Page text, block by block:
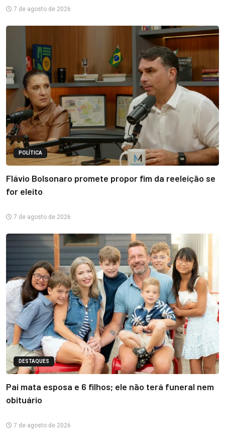
7 de agosto de 2026
POLÍTICA
Flávio Bolsonaro promete propor fim da reeleição se
for eleito
7 de agosto de 2026
DESTAQUES
Pai mata esposa e 6 filhos; ele não terá funeral nem
obituário
7 de agosto de 2026